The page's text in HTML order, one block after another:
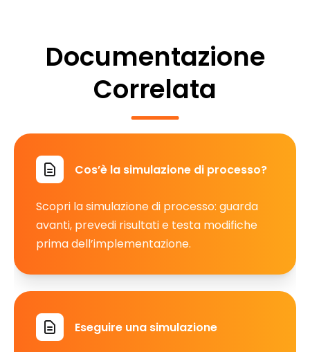
Documentazione
Correlata
Cos’è la simulazione di processo?
Scopri la simulazione di processo: guarda
avanti, prevedi risultati e testa modifiche
prima dell’implementazione.
Eseguire una simulazione